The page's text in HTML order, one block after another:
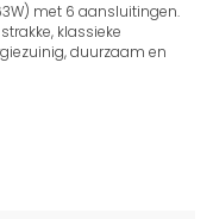
met 6 aansluitingen.
klassieke
duurzaam en